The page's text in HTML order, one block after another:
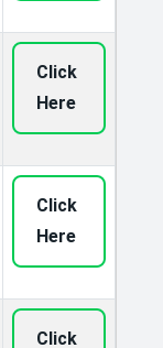
Click
Here
Click
Here
Click